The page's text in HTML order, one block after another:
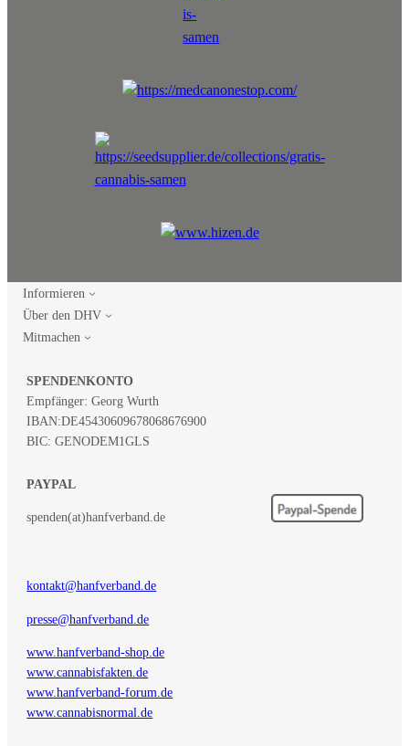
Informieren
Über den DHV
Mitmachen
SPENDENKONTO
Empfänger: Georg Wurth
IBAN:DE45430609678068676900
BIC: GENODEM1GLS
PAYPAL
spenden(at)hanfverband.de
kontakt@hanfverband.de
presse@hanfverband.de
www.hanfverband-shop.de
www.cannabisfakten.de
www.hanfverband-forum.de
www.cannabisnormal.de